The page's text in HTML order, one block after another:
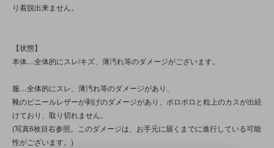
り着脱出来ません。
【状態】
本体…全体的にスレ/キズ、薄汚れ等のダメージがございます。
服…全体的にスレ、薄汚れ等のダメージがあり、
靴のビニールレザーが剥げのダメージがあり、ポロポロと粒上のカスが出続
けており、取り切れません。
(写真6枚目右参照。このダメージは、お手元に届くまでに進行している可能
性がございます。)